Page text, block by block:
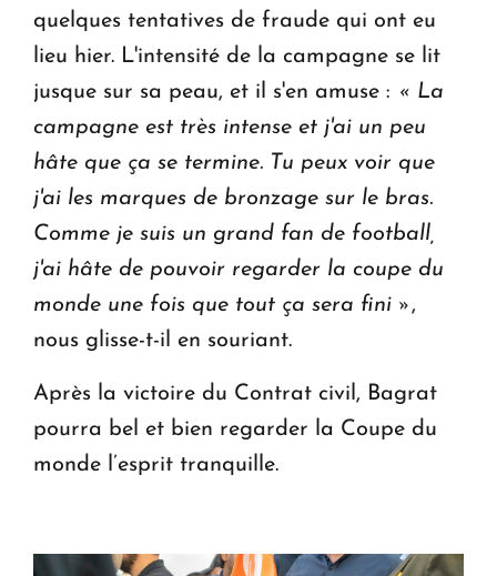
quelques tentatives de fraude qui ont eu
lieu hier. L'intensité de la campagne se lit
jusque sur sa peau, et il s'en amuse : « La
campagne est très intense et j'ai un peu
hâte que ça se termine. Tu peux voir que
j'ai les marques de bronzage sur le bras.
Comme je suis un grand fan de football,
j'ai hâte de pouvoir regarder la coupe du
monde une fois que tout ça sera fini » ,
nous glisse-t-il en souriant.
Après la victoire du Contrat civil, Bagrat
pourra bel et bien regarder la Coupe du
monde l’esprit tranquille.